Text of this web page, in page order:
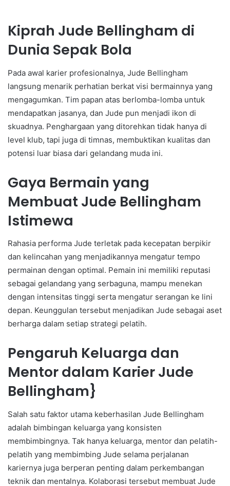
Kiprah Jude Bellingham di
Dunia Sepak Bola
Pada awal karier profesionalnya, Jude Bellingham
langsung menarik perhatian berkat visi bermainnya yang
mengagumkan. Tim papan atas berlomba-lomba untuk
mendapatkan jasanya, dan Jude pun menjadi ikon di
skuadnya. Penghargaan yang ditorehkan tidak hanya di
level klub, tapi juga di timnas, membuktikan kualitas dan
potensi luar biasa dari gelandang muda ini.
Gaya Bermain yang
Membuat Jude Bellingham
Istimewa
Rahasia performa Jude terletak pada kecepatan berpikir
dan kelincahan yang menjadikannya mengatur tempo
permainan dengan optimal. Pemain ini memiliki reputasi
sebagai gelandang yang serbaguna, mampu menekan
dengan intensitas tinggi serta mengatur serangan ke lini
depan. Keunggulan tersebut menjadikan Jude sebagai aset
berharga dalam setiap strategi pelatih.
Pengaruh Keluarga dan
Mentor dalam Karier Jude
Bellingham}
Salah satu faktor utama keberhasilan Jude Bellingham
adalah bimbingan keluarga yang konsisten
membimbingnya. Tak hanya keluarga, mentor dan pelatih-
pelatih yang membimbing Jude selama perjalanan
kariernya juga berperan penting dalam perkembangan
teknik dan mentalnya. Kolaborasi tersebut membuat Jude